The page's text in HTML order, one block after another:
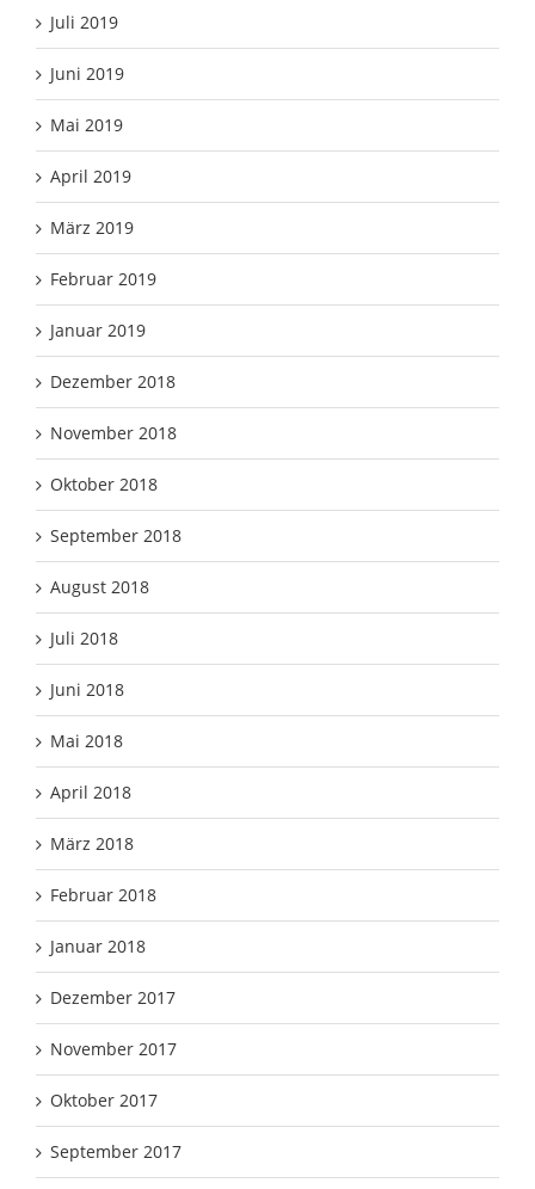
Juli 2019
Juni 2019
Mai 2019
April 2019
März 2019
Februar 2019
Januar 2019
Dezember 2018
November 2018
Oktober 2018
September 2018
August 2018
Juli 2018
Juni 2018
Mai 2018
April 2018
März 2018
Februar 2018
Januar 2018
Dezember 2017
November 2017
Oktober 2017
September 2017